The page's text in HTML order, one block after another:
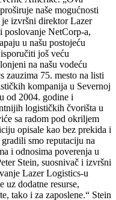
naše mogućnosti
izvršni direktor Lazer
poslovanje NetCorp-a,
u našu postojeću
još veću
na našu vodeću
zauzima 75. mesto na listi
kompanija u Severnoj
od 2004. godine i
logističkih čvorišta u
sa radom pod okriljem
opisale kao bez prekida i
smo reputaciju na
i odnosima poverenja u
Stein, suosnivač i izvršni
Lazer Logistics-u
uz dodatne resurse,
tako i za zaposlene.“ Stein